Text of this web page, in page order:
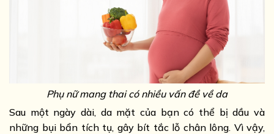
Phụ nữ mang thai có nhiều vấn đề về da
Sau một ngày dài, da mặt của bạn có thể bị dầu và
những bụi bẩn tích tụ, gây bít tắc lỗ chân lông. Vì vậy,